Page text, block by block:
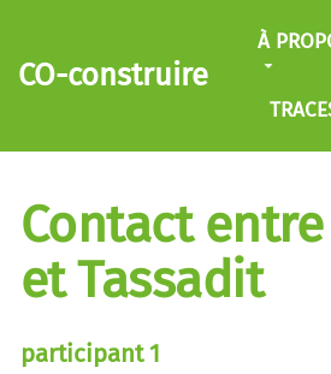
Aller au contenu principal
CO-construire
À
Contact
et Tassadit
participant 1